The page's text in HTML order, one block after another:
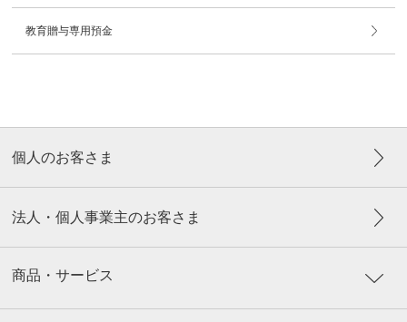
教育贈与専用預金
個人のお客さま
法人・個人事業主のお客さま
商品・サービス